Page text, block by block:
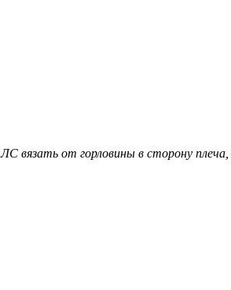
вязать от горловины в сторону